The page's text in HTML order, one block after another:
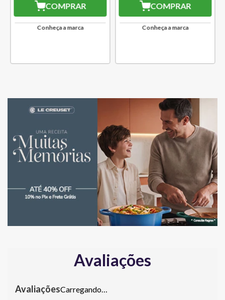
COMPRAR
Conheça a marca
COMPRAR
Conheça a marca
Avaliações
Carregando…